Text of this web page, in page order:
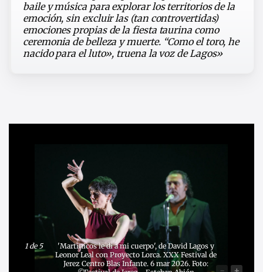
baile y música para explorar los territorios de la
emoción, sin excluir las (tan controvertidas)
emociones propias de la fiesta taurina como
ceremonia de belleza y muerte. “Como el toro, he
nacido para el luto», truena la voz de Lagos»
1de 5
'Martinicos le di a mi cuerpo', de David Lagos y
Leonor Leal con Proyecto Lorca. XXX Festival de
Jerez Centro Blas Infante. 6 mar 2026. Foto: